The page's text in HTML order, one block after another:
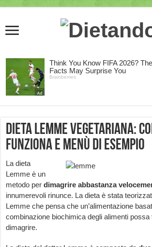
Dieta Lemme Vegetariana:
funziona e menù di esempio
La dieta
Lemme è un
metodo perdimagrire abbastanza
innumerevoli rinunce. La dieta è stata
Lemme che pensa che un’alimentazione
combinazione biochimica degli alimenti possa
dimagrire.